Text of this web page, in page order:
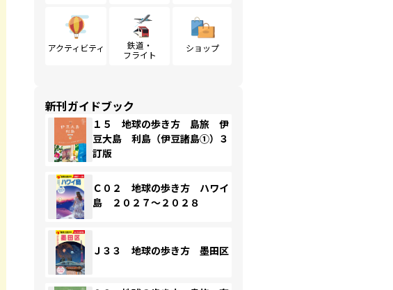
アクティビティ
鉄道・
フライト
ショップ
新刊ガイドブック
１５ 地球の歩き方 島旅 伊
豆大島 利島（伊豆諸島①）３
訂版
Ｃ０２ 地球の歩き方 ハワイ
島 ２０２７～２０２８
Ｊ３３ 地球の歩き方 墨田区